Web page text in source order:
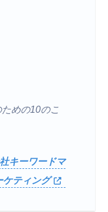
めの10のこ
キーワードマ
ケティング